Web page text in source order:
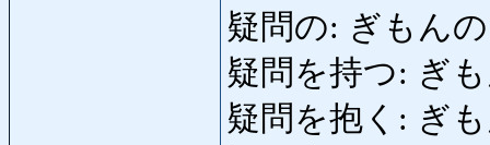
疑問の: ぎもん
疑問を持つ: ぎ
疑問を抱く: ぎ